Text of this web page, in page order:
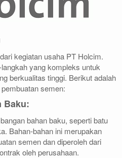
kegiatan usaha PT Holcim.
yang kompleks untuk
berkualitas tinggi. Berikut adalah
semen:
Baku:
bahan baku, seperti batu
Bahan-bahan ini merupakan
semen dan diperoleh dari
oleh perusahaan.